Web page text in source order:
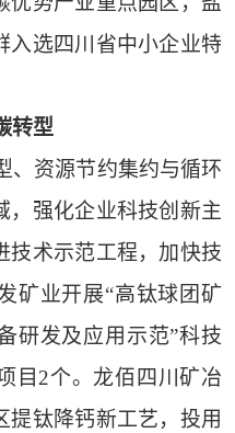
入选四川省中小企业特
转型
、资源节约集约与循环
，强化企业科技创新主
技术示范工程，加快技
矿业开展“高钛球团矿
研发及应用示范”科技
目2个。龙佰四川矿冶
提钛降钙新工艺，投用